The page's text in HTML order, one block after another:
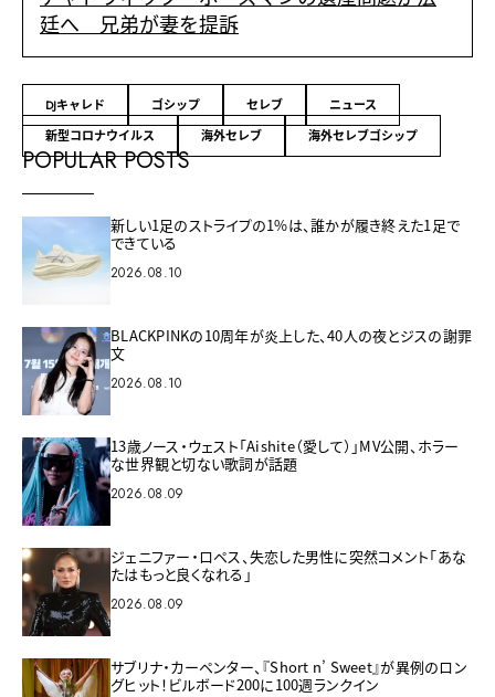
廷へ 兄弟が妻を提訴
DJキャレド ゴシップ セレブ
ニュース
新型コロナウイルス
海外セレブ 海外セレブゴシップ
POPULAR POSTS
新しい1足のストライプの1%は、誰かが履き終えた1足で
できている
2026.08.10
BLACKPINKの10周年が炎上した、40人の夜とジスの謝罪
文
2026.08.10
13歳ノース・ウェスト「Aishite（愛して）」MV公開、ホラー
な世界観と切ない歌詞が話題
2026.08.09
ジェニファー・ロペス、失恋した男性に突然コメント「あな
たはもっと良くなれる」
2026.08.09
サブリナ・カーペンター、『Short n’ Sweet』が異例のロン
グヒット！ビルボード200に100週ランクイン